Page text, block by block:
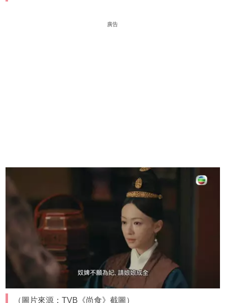
廣告
（圖片來源：TVB《尚食》截圖）